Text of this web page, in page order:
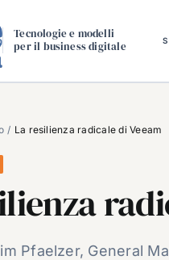
Tecnologie e modelli
per il business digitale
La resilienza radicale di Veeam
Pfaelzer, General